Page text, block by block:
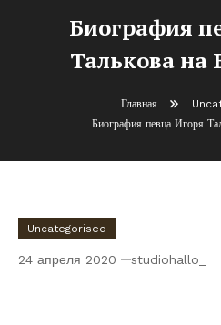
Биография
Талькова на
Главная
Биография певца Игоря
Uncategorised
24 апреля 2020 studiohallo_